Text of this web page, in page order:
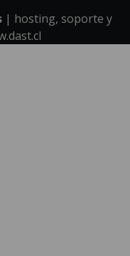
| hosting, soporte y